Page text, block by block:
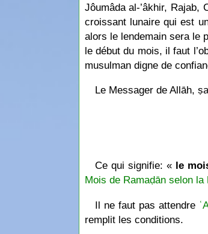
Jôumâda al-’âkhir, Rajab,
croissant lunaire qui est
alors le lendemain sera le
le début du mois, il faut
musulman digne de
Le Messager de Allāh,
Ce qui signifie: « le
Mois de Ramaḍān selon la
Il ne faut pas attendre
remplit les conditions.